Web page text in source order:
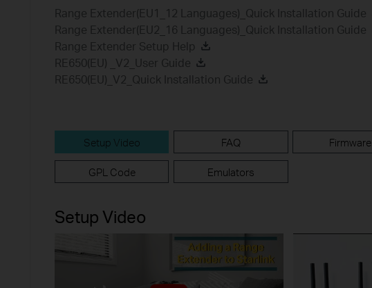
Range Extender(EU1_12 Languages)_Quick Installation Guide
Range Extender(EU2_16 Languages)_Quick Installation Guide
Range Extender Setup Help
RE650(EU) _V2_User Guide
RE650(EU)_V2_Quick Installation Guide
Setup Video FAQ Firmware
GPL Code Emulators
Setup Video